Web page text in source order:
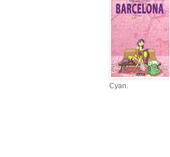
Cyan.